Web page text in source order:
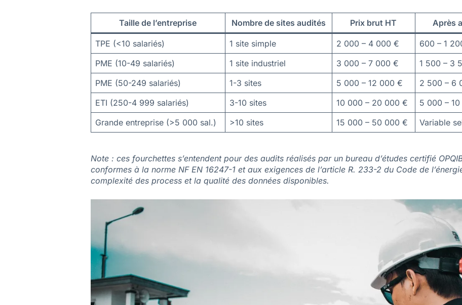
Taille de l’entreprise Nombre de sites audités Prix brut HT Après
TPE (<10 salariés) 1 site simple 2 000 – 4 000 € 600 – 1
PME (10-49 salariés)
1 site industriel 3 000 – 7 000 € 1 500 – 3
PME (50-249 salariés)
1-3 sites 5 000 – 12 000 € 2 500 – 6
ETI (250-4 999 salariés)
3-10 sites 10 000 – 20 000 € 5 000 –
Grande entreprise (>5 000 sal.)
>10 sites 15 000 – 50 000 € Variable
Note : ces fourchettes s’entendent pour des audits réalisés par un bureau d’études certifié
conformes à la norme NF EN 16247-1 et aux exigences de l’article R. 233-2 du Code de
complexité des process et la qualité des données disponibles.